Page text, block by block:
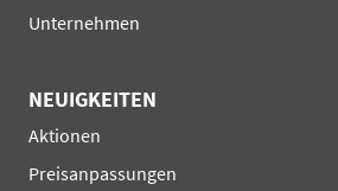
Unternehmen
NEUIGKEITEN
Navigation
Aktionen
Preisanpassungen